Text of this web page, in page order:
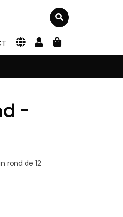
-
rond de 12